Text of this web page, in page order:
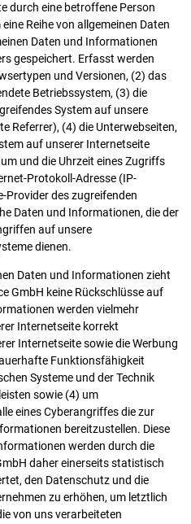
durch eine betroffene Person
Reihe von allgemeinen Daten
Daten und Informationen
gespeichert. Erfasst werden
und Versionen, (2) das
Betriebssystem, (3) die
System auf unsere
Referrer), (4) die Unterwebseiten,
auf unserer Internetseite
und die Uhrzeit eines Zugriffs
Protokoll-Adresse (IP-
Provider des zugreifenden
Daten und Informationen, die der
auf unsere
dienen.
Daten und Informationen zieht
GmbH keine Rückschlüsse auf
werden vielmehr
Internetseite korrekt
Internetseite sowie die Werbung
Funktionsfähigkeit
Systeme und der Technik
sowie (4) um
eines Cyberangriffes die zur
bereitzustellen. Diese
werden durch die
daher einerseits statistisch
den Datenschutz und die
zu erhöhen, um letztlich
von uns verarbeiteten